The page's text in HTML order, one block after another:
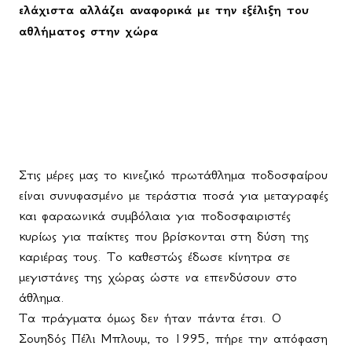
ελάχιστα αλλάζει αναφορικά με την εξέλιξη του
αθλήματος στην χώρα
Στις μέρες μας το κινεζικό πρωτάθλημα ποδοσφαίρου
είναι συνυφασμένο με τεράστια ποσά για μεταγραφές
και φαραωνικά συμβόλαια για ποδοσφαιριστές
κυρίως για παίκτες που βρίσκονται στη δύση της
καριέρας τους. Το καθεστώς έδωσε κίνητρα σε
μεγιστάνες της χώρας ώστε να επενδύσουν στο
άθλημα.
Τα πράγματα όμως δεν ήταν πάντα έτσι. Ο
Σουηδός Πέλι Μπλουμ, το 1995, πήρε την απόφαση